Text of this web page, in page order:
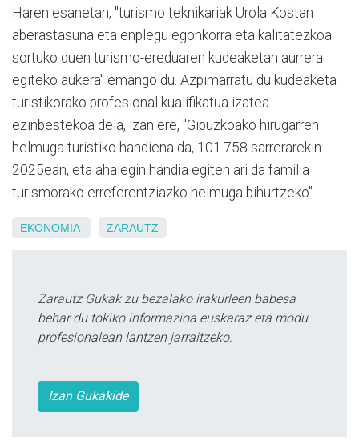
Haren esanetan, "turismo teknikariak Urola Kostan
aberastasuna eta enplegu egonkorra eta kalitatezkoa
sortuko duen turismo-ereduaren kudeaketan aurrera
egiteko aukera" emango du. Azpimarratu du kudeaketa
turistikorako profesional kualifikatua izatea
ezinbestekoa dela, izan ere, "Gipuzkoako hirugarren
helmuga turistiko handiena da, 101.758 sarrerarekin
2025ean, eta ahalegin handia egiten ari da familia
turismorako erreferentziazko helmuga bihurtzeko".
EKONOMIA ZARAUTZ
Zarautz Gukak zu bezalako irakurleen babesa
behar du tokiko informazioa euskaraz eta modu
profesionalean lantzen jarraitzeko.
Izan Gukakide